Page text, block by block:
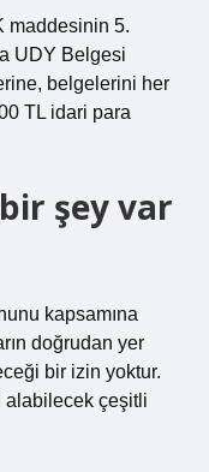
maddesinin 5.
UDY Belgesi
belgelerini her
TL idari para
şey var
kapsamına
doğrudan yer
bir izin yoktur.
alabilecek çeşitli